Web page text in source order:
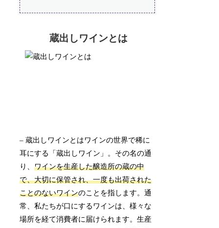
蔵出しワインとは
– 蔵出しワインとはワインの世界で稀に
耳にする「蔵出しワイン」。その名の通
り、ワインを生産した醸造所の蔵の中
で、大切に保管され、一度も出荷された
ことのないワインのことを指します。通
常、私たちが口にするワインは、様々な
場所を経て消費者に届けられます。生産